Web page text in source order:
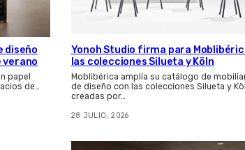
diseño
papel
de…
Yonoh Studio firma para
las colecciones Silueta y Köln
Moblibérica amplía su catálogo de
de diseño con las colecciones Silueta y
creadas por…
28 JULIO, 2026